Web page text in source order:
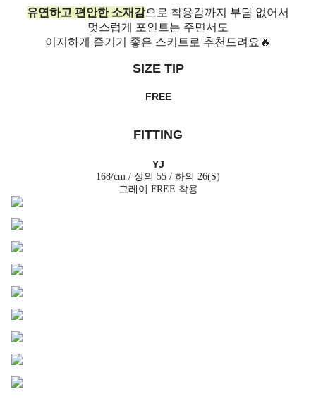
유연하고 편안한 소재감으로 착용감까지 부담 없어서
멋스럽게 포인트는 주면서도
이지하게 즐기기 좋은 스커트로 추천드려요🔥
SIZE TIP
FREE
FITTING
YJ
168/cm / 상의 55 / 하의 26(S)
그레이 FREE 착용